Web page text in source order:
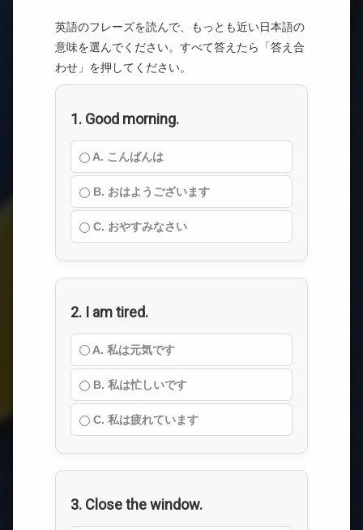
英語のフレーズを読んで、もっとも近い日本語の
意味を選んでください。すべて答えたら「答え合
わせ」を押してください。
1. Good morning.
A. こんばんは
B. おはようございます
C. おやすみなさい
2. I am tired.
A. 私は元気です
B. 私は忙しいです
C. 私は疲れています
3. Close the window.